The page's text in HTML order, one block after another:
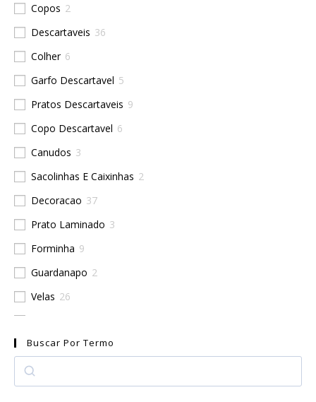
Copos 2
Descartaveis 36
Colher 6
Garfo Descartavel 5
Pratos Descartaveis 9
Copo Descartavel 6
Canudos 3
Sacolinhas E Caixinhas 2
Decoracao 37
Prato Laminado 3
Forminha 9
Guardanapo 2
Velas 26
Talheres Descartaveis
Vela Estrelinha
Buscar Por Termo